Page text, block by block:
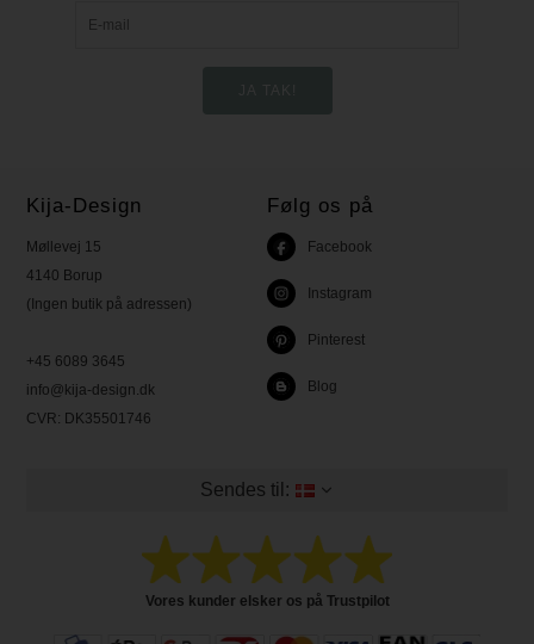
Kija-Design
Møllevej 15
4140 Borup
(Ingen butik på adressen)
+45 6089 3645
info@kija-design.dk
CVR: DK35501746
Følg os på
Facebook
Instagram
Pinterest
Blog
Sendes til:
Vores kunder elsker os på Trustpilot